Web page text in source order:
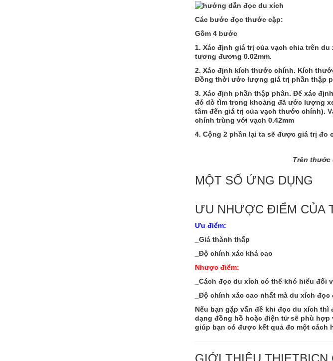
Các bước đọc thước cặp:
Gồm 4 bước
1. Xác định giá trị của vạch chia trên du
tương đương 0.02mm.
2. Xác định kích thước chính. Kích
Đồng thời ước lượng giá trị phần thập
3. Xác định phần thập phân. Để xác
đó dò tìm trong khoảng đã ước lượng
tâm đến giá trị của vạch thước chính).
chính trùng với vạch 0.42mm
4. Cộng 2 phần lại ta sẽ được giá trị đo
Trên thước
MỘT SỐ ỨNG DỤNG
ƯU NHƯỢC ĐIỂM CỦA
Ưu điểm:
_Giá thành thấp
_Độ chính xác khá cao
Nhược điểm:
_Cách đọc du xích có thể khó hiểu đối
_Độ chính xác cao nhất mà du xích
Nếu bạn gặp vấn đề khi đọc du xích
dạng đồng hồ hoặc điện tửsẽ phù hợp
giúp bạn có được kết quả đo một cách